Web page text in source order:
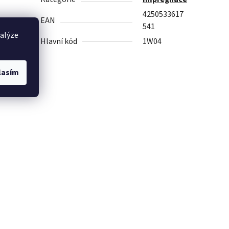
EAN
4250533617
541
Hlavní kód
1W04